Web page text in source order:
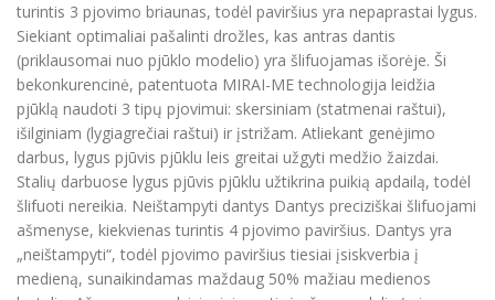
turintis 3 pjovimo briaunas, todėl paviršius yra nepaprastai lygus.
Siekiant optimaliai pašalinti drožles, kas antras dantis
(priklausomai nuo pjūklo modelio) yra šlifuojamas išorėje. Ši
bekonkurencinė, patentuota MIRAI-ME technologija leidžia
pjūklą naudoti 3 tipų pjovimui: skersiniam (statmenai raštui),
išilginiam (lygiagrečiai raštui) ir įstrižam. Atliekant genėjimo
darbus, lygus pjūvis pjūklu leis greitai užgyti medžio žaizdai.
Stalių darbuose lygus pjūvis pjūklu užtikrina puikią apdailą, todėl
šlifuoti nereikia. Neištampyti dantys Dantys preciziškai šlifuojami
ašmenyse, kiekvienas turintis 4 pjovimo paviršius. Dantys yra
„neištampyti“, todėl pjovimo paviršius tiesiai įsiskverbia į
medieną, sunaikindamas maždaug 50% mažiau medienos